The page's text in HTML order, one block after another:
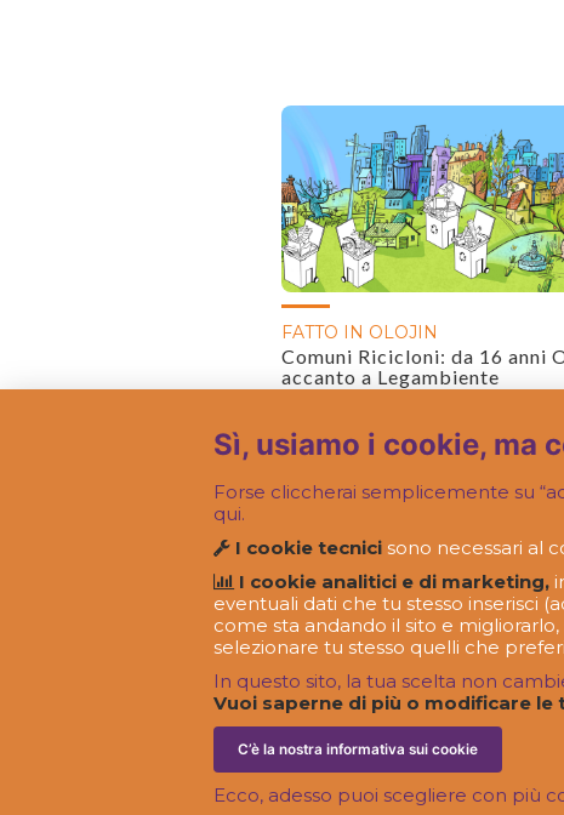
FATTO IN OLOJIN
Comuni Ricicloni: da 16 anni
accanto a Legambiente
Olojin S.r.l. Società Benefit è un marchio
Sì, usiamo i cookie, ma
Forse cliccherai semplicemente su
qui.
I cookie tecnici sono necessari al
I cookie analitici e di marketing,
eventuali dati che tu stesso inserisci
come sta andando il sito e
selezionare tu stesso quelli che
In questo sito, la tua scelta non
Vuoi saperne di più o modificare le
C’è la nostra informativa sui cookie
Ecco, adesso puoi scegliere con più